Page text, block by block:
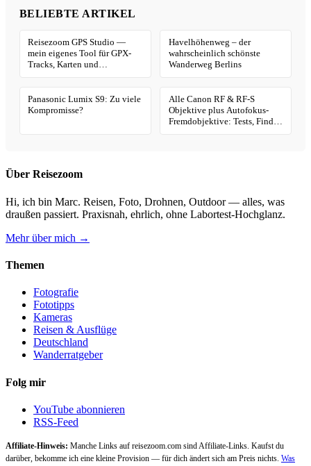
BELIEBTE ARTIKEL
Reisezoom GPS Studio —
mein eigenes Tool für GPX-
Tracks, Karten und
Havelhöhenweg – der
wahrscheinlich schönste
Wanderweg Berlins
Panasonic Lumix S9: Zu viele
Kompromisse?
Alle Canon RF & RF-S
Objektive plus Autofokus-
Fremdobjektive: Tests, Finder
Über Reisezoom
Hi, ich bin Marc. Reisen, Foto, Drohnen, Outdoor — alles, was
draußen passiert. Praxisnah, ehrlich, ohne Labortest-Hochglanz.
Mehr über mich →
Themen
Fotografie
Fototipps
Kameras
Reisen & Ausflüge
Deutschland
Wanderratgeber
Folg mir
YouTube abonnieren
RSS-Feed
Affiliate-Hinweis: Manche Links auf reisezoom.com sind Affiliate-Links. Kaufst du
darüber, bekomme ich eine kleine Provision — für dich ändert sich am Preis nichts. Was